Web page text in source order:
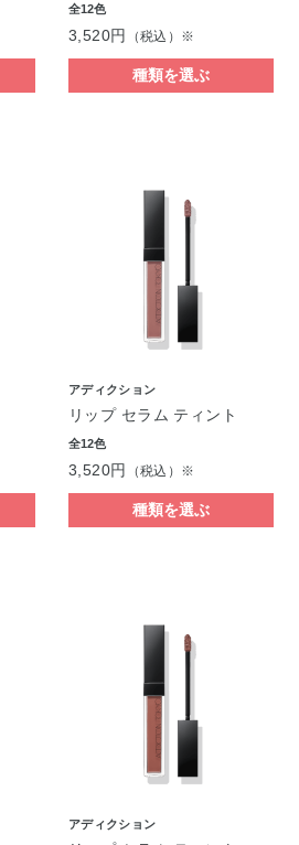
全12色
3,520円 （税込）※
種類を選ぶ
アディクション
リップ セラム ティント
全12色
3,520円 （税込）※
種類を選ぶ
アディクション